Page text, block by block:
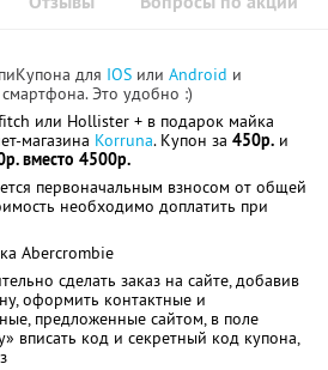
для IOS или Android и
Это удобно :)
или Hollister + в подарок майка
магазина Korruna. Купон за 450р. и
вместо 4500р.
первоначальным взносом от общей
необходимо доплатить при
Abercrombie
сделать заказ на сайте, добавив
оформить контактные и
предложенные сайтом, в поле
вписать код и секретный код купона,